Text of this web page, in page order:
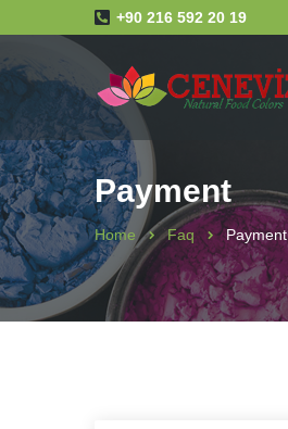
+90 216 592 20 19
Payment
Home Faq Payment